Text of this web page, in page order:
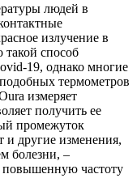
людей в
излучение в
такой способ
19, однако многие
термометров
измеряет
получить ее
промежуток
и другие изменения,
болезни, –
повышенную частоту